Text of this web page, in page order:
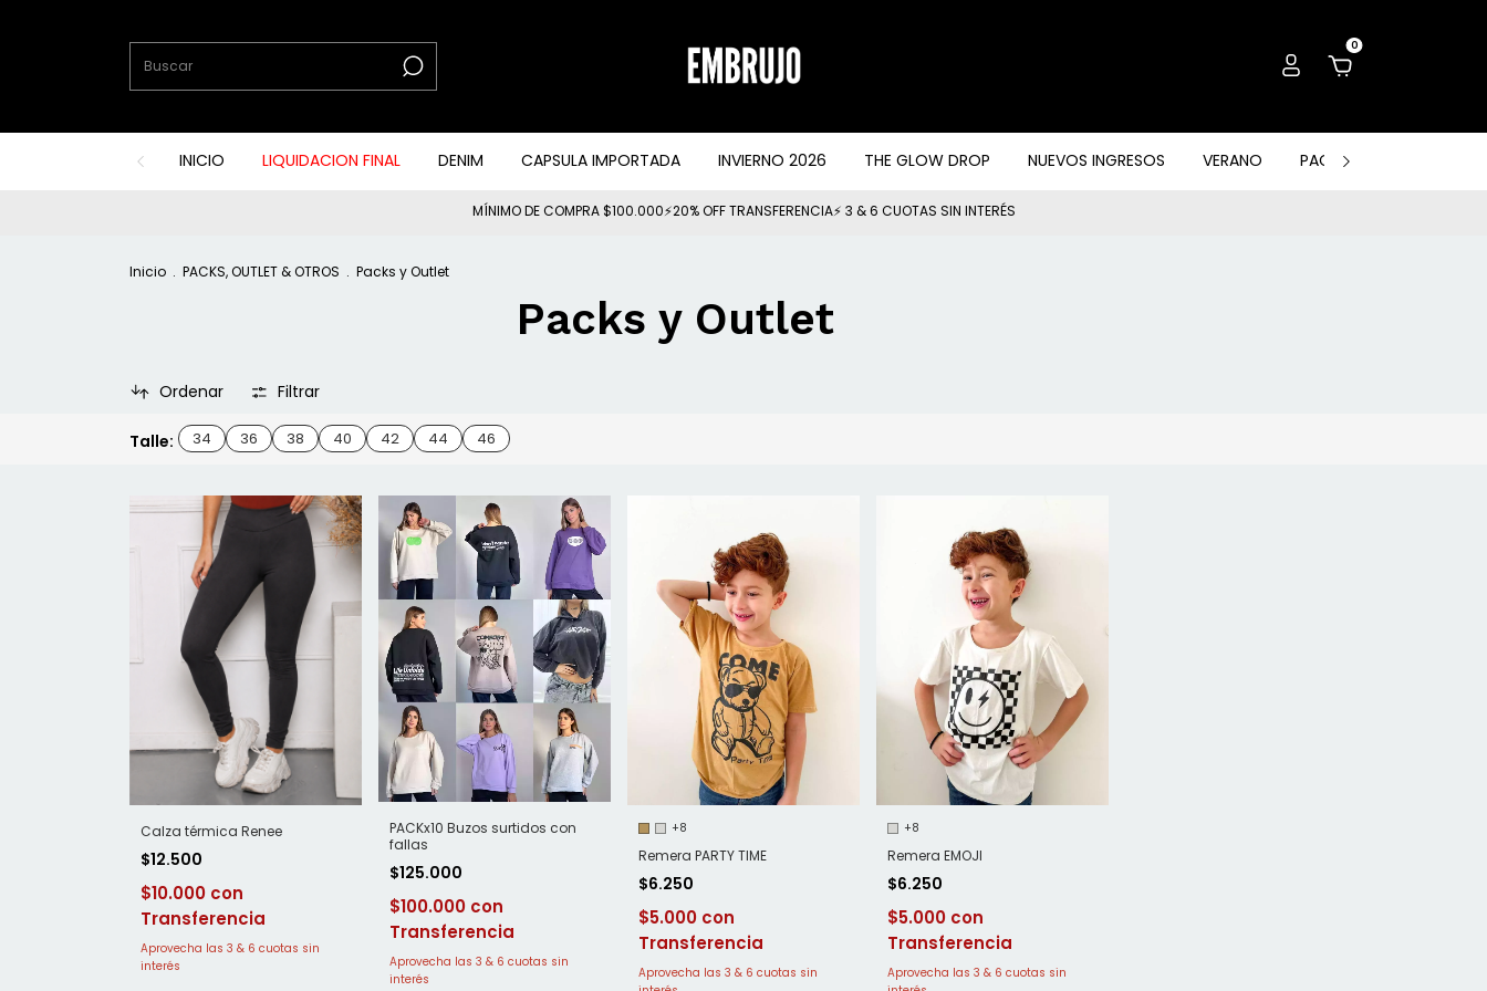
0
INICIO LIQUIDACION FINAL DENIM CAPSULA IMPORTADA INVIERNO 2026 THE GLOW DROP NUEVOS INGRESOS VERANO PACK, OUTLET & OTROS
MÍNIMO DE COMPRA $100.000⚡20% OFF TRANSFERENCIA⚡ 3 & 6 CUOTAS SIN INTERÉS
Inicio . PACKS, OUTLET & OTROS . Packs y Outlet
Packs y Outlet
Ordenar Filtrar
Talle: 34 36 38 40 42 44 46
Calza térmica Renee
$12.500
$10.000
PACKx10 Buzos surtidos con
fallas
$125.000
$100.000
+8
Remera PARTY TIME
$6.250
$5.000
+8
Remera EMOJI
$6.250
$5.000